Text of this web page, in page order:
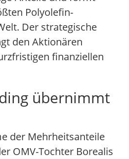
Polyolefin-
Der strategische
den Aktionären
finanziellen
übernimmt
der Mehrheitsanteile
OMV-Tochter Borealis